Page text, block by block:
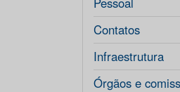
Contatos
Infraestrutura
Órgãos e